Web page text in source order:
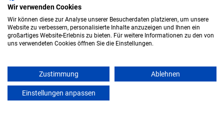
Start: Oktober 2026
Freie Plätze: 1
Wir verwenden Cookies
Wir können diese zur Analyse unserer Besucherdaten platzieren, um unsere
Website zu verbessern, personalisierte Inhalte anzuzeigen und Ihnen ein
großartiges Website-Erlebnis zu bieten. Für weitere Informationen zu den von
uns verwendeten Cookies öffnen Sie die Einstellungen.
Zustimmung Ablehnen
Einstellungen anpassen